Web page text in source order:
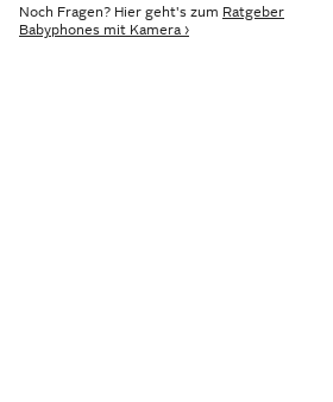
Noch Fragen? Hier geht's zum Ratgeber
Babyphones mit Kamera ›